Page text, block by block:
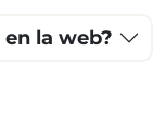
la web?